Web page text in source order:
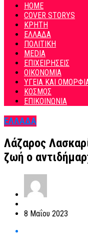
HOME
COVER STORYS
ΚΡΗΤΗ
ΕΛΛΑΔΑ
ΠΟΛΙΤΙΚΗ
MEDIA
ΕΠΙΧΕΙΡΗΣΕΙΣ
ΟΙΚΟΝΟΜΙΑ
ΥΓΕΙΑ ΚΑΙ
ΚΟΣΜΟΣ
ΕΠΙΚΟΙΝΩΝΙΑ
ΕΛΛΑΔΑ
Λάζαρος
ζωή ο
8 Μαΐου 2023